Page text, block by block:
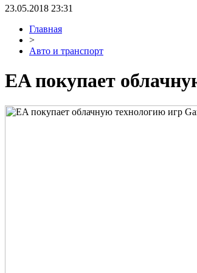
23.05.2018 23:31
Главная
>
Авто и транспорт
EA покупает